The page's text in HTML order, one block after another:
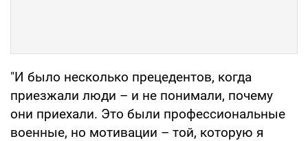
"И было несколько прецедентов, когда
приезжали люди – и не понимали, почему
они приехали. Это были профессиональные
военные, но мотивации – той, которую я